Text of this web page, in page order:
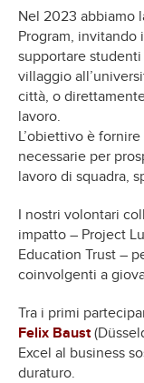
Nel 2023 abbiamo
Program, invitando
supportare
villaggio
città, o
lavoro.
L’obiettivo è
necessarie per
lavoro di squadra,
I nostri volontari
impatto – Project
Education Trust –
coinvolgenti a
Tra i primi
Felix Baust
Excel al business
duraturo.